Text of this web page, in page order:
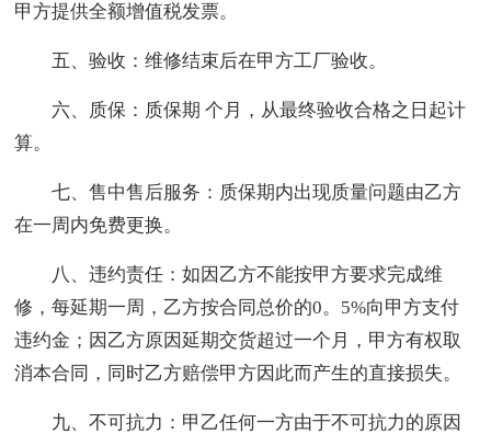
甲方提供全额增值税发票。
五、验收：维修结束后在甲方工厂验收。
六、质保：质保期 个月，从最终验收合格之日起计
算。
七、售中售后服务：质保期内出现质量问题由乙方
在一周内免费更换。
八、违约责任：如因乙方不能按甲方要求完成维
修，每延期一周，乙方按合同总价的0。5%向甲方支付
违约金；因乙方原因延期交货超过一个月，甲方有权取
消本合同，同时乙方赔偿甲方因此而产生的直接损失。
九、不可抗力：甲乙任何一方由于不可抗力的原因